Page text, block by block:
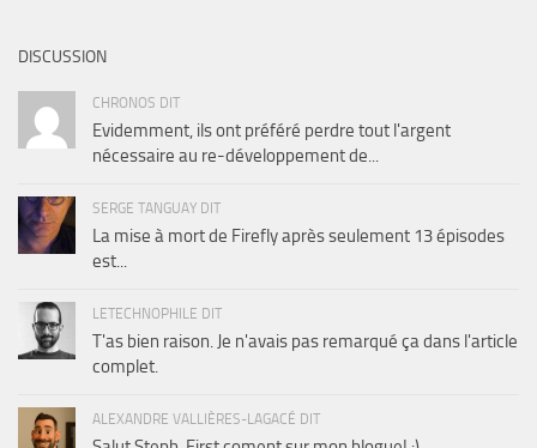
DISCUSSION
CHRONOS DIT
Evidemment, ils ont préféré perdre tout l'argent
nécessaire au re-développement de...
SERGE TANGUAY DIT
La mise à mort de Firefly après seulement 13 épisodes
est...
LETECHNOPHILE DIT
T'as bien raison. Je n'avais pas remarqué ça dans l'article
complet.
ALEXANDRE VALLIÈRES-LAGACÉ DIT